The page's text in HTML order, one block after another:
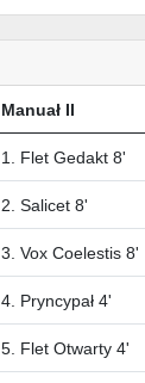
Manuał II
1. Flet Gedakt 8'
2. Salicet 8'
3. Vox Coelestis 8'
4. Pryncypał 4'
5. Flet Otwarty 4'